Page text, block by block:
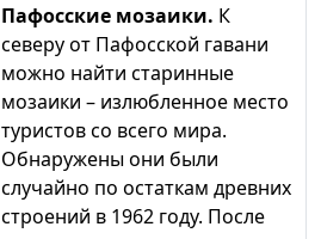
Пафосские мозаики. К
северу от Пафосской гавани
можно найти старинные
мозаики – излюбленное место
туристов со всего мира.
Обнаружены они были
случайно по остаткам древних
строений в 1962 году. После